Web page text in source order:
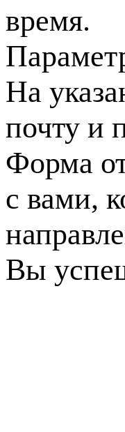
время.
На
почту и
Форма
с вами,
Вы